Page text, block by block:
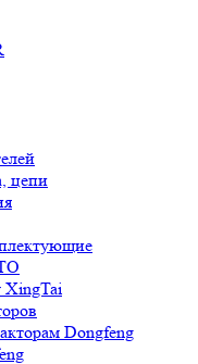
цепи
XingTai
Dongfeng